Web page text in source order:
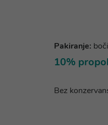
Pakiranje:
10%
Bez